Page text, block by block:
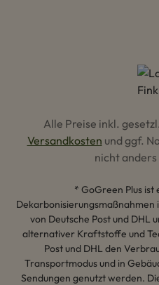
Alle Preise inkl.
Versandkosten und ggf.
nicht
* GoGreen Plus ist
von Deutsche Post und DHL
alternativer Kraftstoffe und
Post und DHL den
Transportmodus und in
Sendungen genutzt werden.